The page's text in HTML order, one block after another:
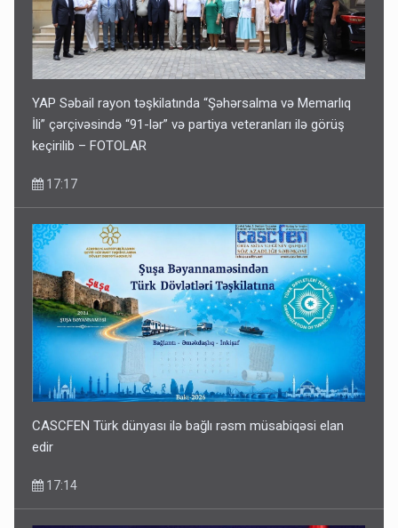
YAP Səbail rayon təşkilatında “Şəhərsalma və Memarlıq
İli” çərçivəsində “91-lər” və partiya veteranları ilə görüş
keçirilib – FOTOLAR
17:17
CASCFEN Türk dünyası ilə bağlı rəsm müsabiqəsi elan
edir
17:14